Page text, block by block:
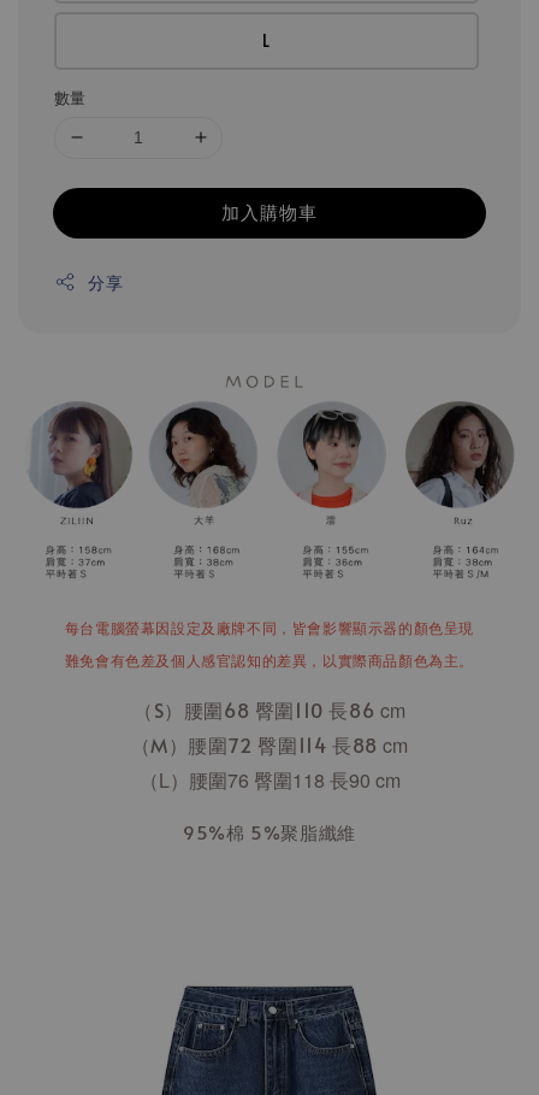
L
數量
加入購物車
分享
每台電腦螢幕因設定及廠牌不同，皆會影響顯示器的顏色呈現
難免會有色差及個人感官認知的差異，以實際商品顏色為主。
（S）腰圍68 臀圍110 長86 cm
（M）腰圍72 臀圍114 長88cm
（L）腰圍76 臀圍118 長90 cm
95%棉 5%聚脂纖維